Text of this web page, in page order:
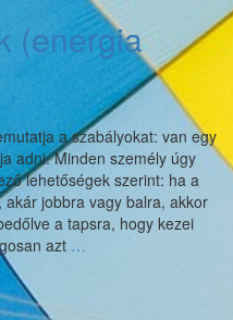
(energia
a szabályokat: van egy
adni. Minden személy úgy
lehetőségek szerint: ha a
jobbra vagy balra, akkor
a tapsra, hogy kezei
azt …